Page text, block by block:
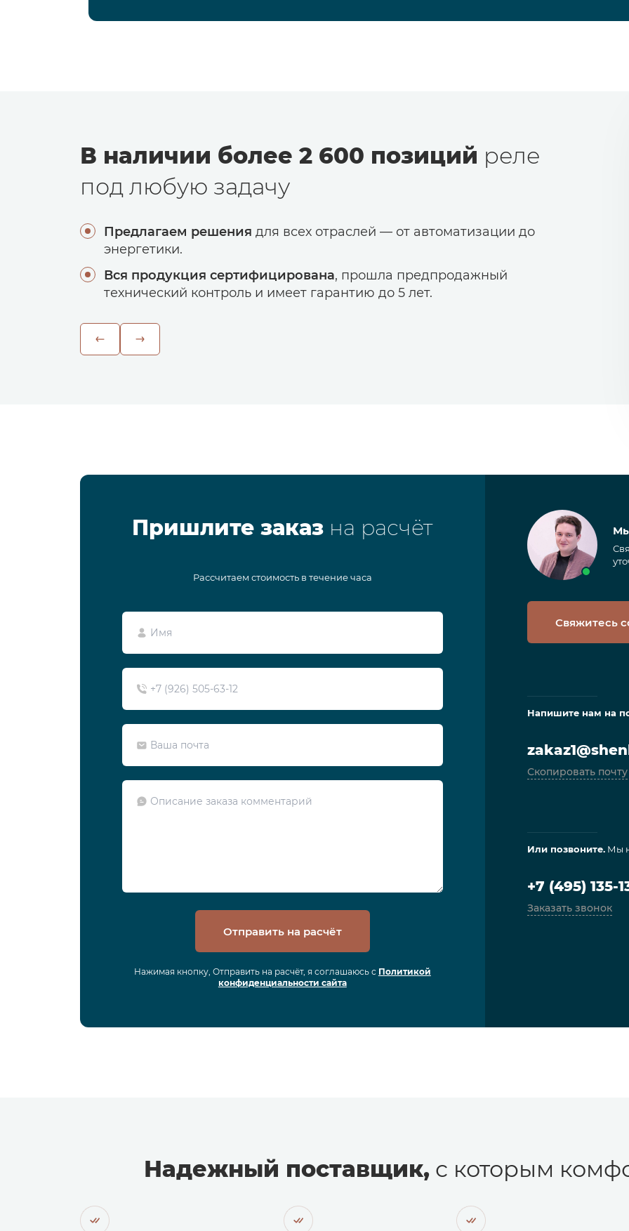
В наличии более 2 600 позиций реле
под любую задачу
Предлагаем решения для всех отраслей — от автоматизации до
энергетики.
Вся продукция сертифицирована, прошла предпродажный
технический контроль и имеет гарантию до 5 лет.
Пришлите заказ на расчёт
Рассчитаем стоимость в течение часа
Отправить на расчёт
Нажимая кнопку, Отправить на расчёт, я соглашаюсь с Политикой
конфиденциальности сайта
Свяжитесь
Напишите нам на
Скопировать почту
Или позвоните.Мы
+7 (495) 135-
Заказать звонок
Надежный поставщик, с которым